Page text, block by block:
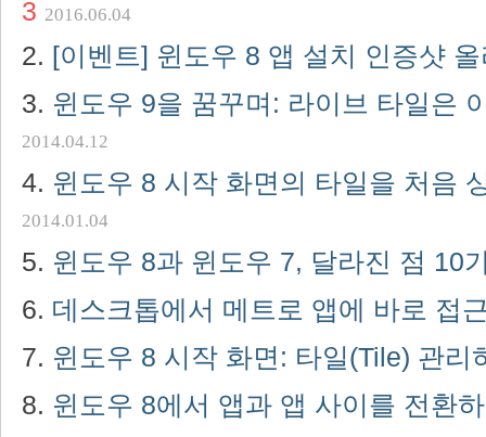
3 2016.06.04
[이벤트] 윈도우 8 앱 설치 인증샷
윈도우 9을 꿈꾸며: 라이브 타일은
2014.04.12
윈도우 8 시작 화면의 타일을 처음
2014.01.04
윈도우 8과 윈도우 7, 달라진 점 10
데스크톱에서 메트로 앱에 바로 접
윈도우 8 시작 화면: 타일(Tile) 관리
윈도우 8에서 앱과 앱 사이를 전환